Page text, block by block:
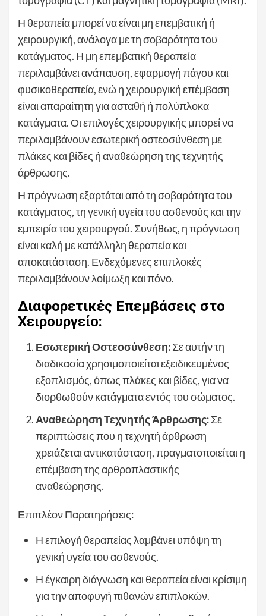
Η θεραπεία μπορεί να είναι μη επεμβατική ή
χειρουργική, ανάλογα με τη σοβαρότητα του
κατάγματος. Η μη επεμβατική θεραπεία
περιλαμβάνει ανάπαυση, εφαρμογή πάγου και
φυσικοθεραπεία, ενώ η χειρουργική επέμβαση
είναι απαραίτητη για ασταθή ή πολύπλοκα
κατάγματα. Οι επιλογές χειρουργικής μπορεί να
περιλαμβάνουν εσωτερική οστεοσύνθεση με
πλάκες και βίδες ή αναθεώρηση της τεχνητής
άρθρωσης.
Η πρόγνωση εξαρτάται από τη σοβαρότητα του
κατάγματος, τη γενική υγεία του ασθενούς και την
εμπειρία του χειρουργού. Συνήθως, η πρόγνωση
είναι καλή με κατάλληλη θεραπεία και
αποκατάσταση. Ενδεχόμενες επιπλοκές
περιλαμβάνουν λοίμωξη και πόνο.
Διαφορετικές Επεμβάσεις στο
Χειρουργείο:
Εσωτερική Οστεοσύνθεση:Σε αυτήν τη
διαδικασία χρησιμοποιείται εξειδικευμένος
εξοπλισμός, όπως πλάκες και βίδες, για να
διορθωθούν κατάγματα εντός του σώματος.
Αναθεώρηση Τεχνητής Άρθρωσης:Σε
περιπτώσεις που η τεχνητή άρθρωση
χρειάζεται αντικατάσταση, πραγματοποιείται η
επέμβαση της αρθροπλαστικής
αναθεώρησης.
Επιπλέον Παρατηρήσεις:
Η επιλογή θεραπείας λαμβάνει υπόψη τη
γενική υγεία του ασθενούς.
Η έγκαιρη διάγνωση και θεραπεία είναι κρίσιμη
για την αποφυγή πιθανών επιπλοκών.